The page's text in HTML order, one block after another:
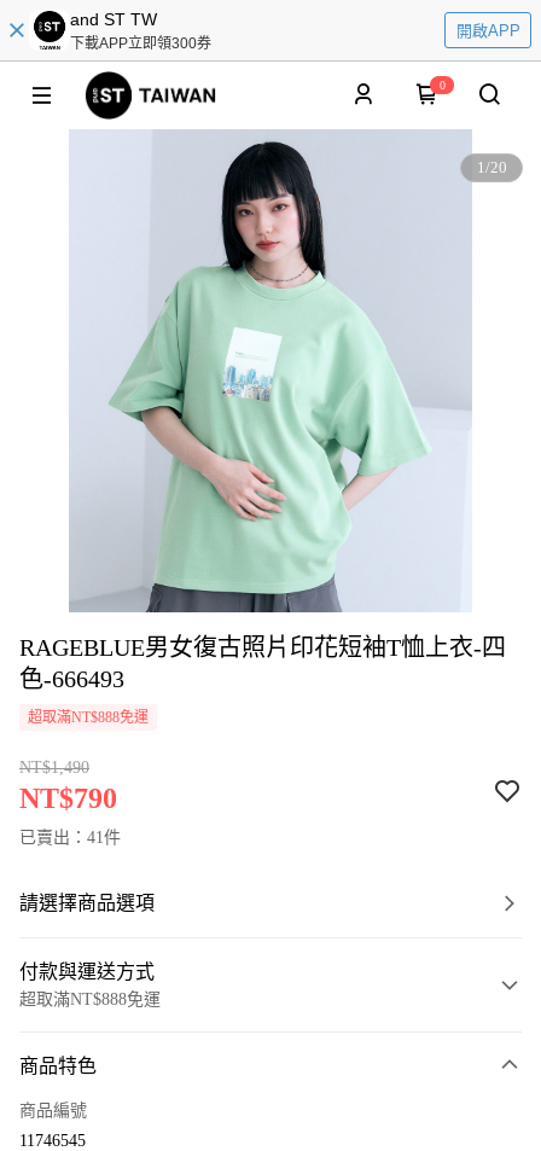
and ST TW
下載APP立即領300券
開啟APP
0
1/20
RAGEBLUE男女復古照片印花短袖T恤上衣-四
色-666493
超取滿NT$888免運
NT$1,490
NT$790
已賣出：41件
請選擇商品選項
付款與運送方式
超取滿NT$888免運
信用卡一次付款
商品特色
商品編號
11746545